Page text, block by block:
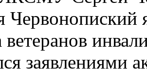
Червонопиский
ветеранов
заявлениями